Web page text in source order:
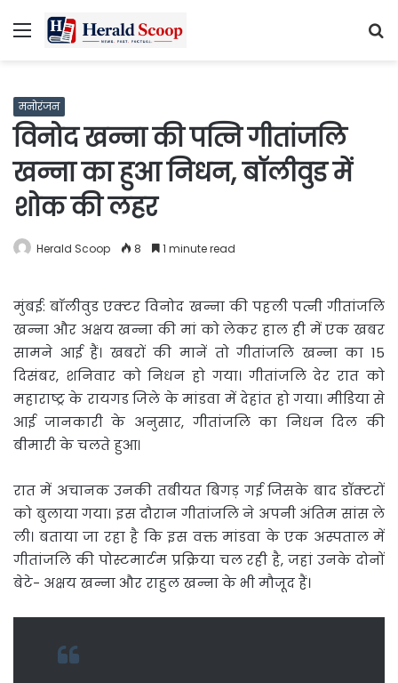
Menu
मनोरंजन
विनोद खन्ना की पत्नि गीतांजलि
खन्ना का हुआ निधन, बॉलीवुड में
शोक की लहर
Herald Scoop 8 1 minute read
मुंबई: बाॅलीवुड एक्टर विनोद खन्ना की पहली पत्नी गीतांजलि
खन्ना और अक्षय खन्ना की मां को लेकर हाल ही में एक खबर
सामने आई हैं। खबरों की मानें तो गीतांजलि खन्ना का 15
दिसंबर, शनिवार को निधन हो गया। गीतांजलि देर रात को
महाराष्ट्र के रायगड जिले के मांडवा में देहांत हो गया। मीडिया से
आई जानकारी के अनुसार, गीतांजलि का निधन दिल की
बीमारी के चलते हुआ।
रात में अचानक उनकी तबीयत बिगड़ गई जिसके बाद डॉक्टरों
को बुलाया गया। इस दौरान गीतांजलि ने अपनी अंतिम सांस ले
ली। बताया जा रहा है कि इस वक्त मांडवा के एक अस्पताल में
गीतांजलि की पोस्टमार्टम प्रक्रिया चल रही है, जहां उनके दोनों
बेटे- अक्षय खन्ना और राहुल खन्ना के भी मौजूद हैं।